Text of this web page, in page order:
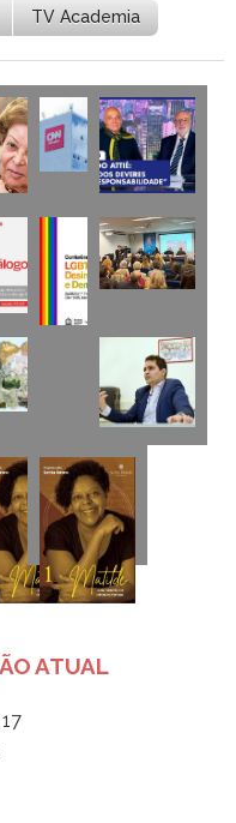
TV Academia
ATUAL